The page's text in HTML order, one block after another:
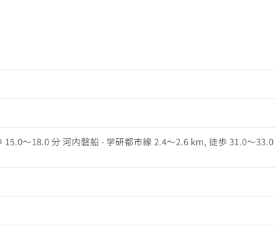
～18.0 分 河内磐船 - 学研都市線 2.4～2.6 km, 徒歩 31.0～